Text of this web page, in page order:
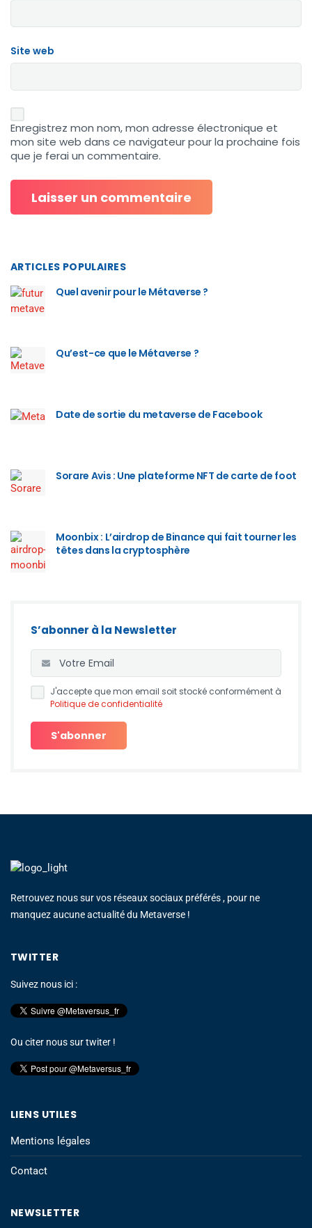
Site web
Enregistrez mon nom, mon adresse électronique et
mon site web dans ce navigateur pour la prochaine fois
que je ferai un commentaire.
ARTICLES POPULAIRES
Quel avenir pour le Métaverse ?
Qu’est-ce que le Métaverse ?
Date de sortie du metaverse de Facebook
Sorare Avis : Une plateforme NFT de carte de foot
Moonbix : L’airdrop de Binance qui fait tourner les
têtes dans la cryptosphère
S’abonner à la Newsletter
J'accepte que mon email soit stocké conformément à
Politique de confidentialité
Retrouvez nous sur vos réseaux sociaux préférés , pour ne
manquez aucune actualité du Metaverse !
TWITTER
Suivez nous ici :
Ou citer nous sur twiter !
LIENS UTILES
Mentions légales
Contact
NEWSLETTER